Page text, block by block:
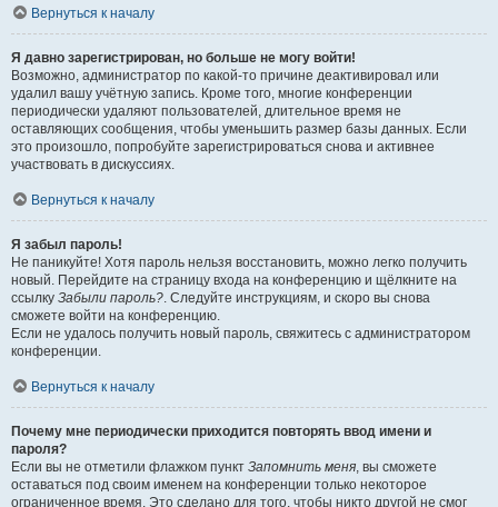
Вернуться к началу
Я давно зарегистрирован, но больше не могу войти!
Возможно, администратор по какой-то причине деактивировал или
удалил вашу учётную запись. Кроме того, многие конференции
периодически удаляют пользователей, длительное время не
оставляющих сообщения, чтобы уменьшить размер базы данных. Если
это произошло, попробуйте зарегистрироваться снова и активнее
участвовать в дискуссиях.
Вернуться к началу
Я забыл пароль!
Не паникуйте! Хотя пароль нельзя восстановить, можно легко получить
новый. Перейдите на страницу входа на конференцию и щёлкните на
ссылку Забыли пароль?. Следуйте инструкциям, и скоро вы снова
сможете войти на конференцию.
Если не удалось получить новый пароль, свяжитесь с администратором
конференции.
Вернуться к началу
Почему мне периодически приходится повторять ввод имени и
пароля?
Если вы не отметили флажком пункт Запомнить меня, вы сможете
оставаться под своим именем на конференции только некоторое
ограниченное время. Это сделано для того, чтобы никто другой не смог